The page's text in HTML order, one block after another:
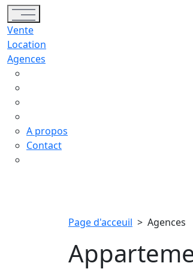
Toggle navigation
Vente
Location
Agences
A propos
Contact
Page d'acceuil > Agences